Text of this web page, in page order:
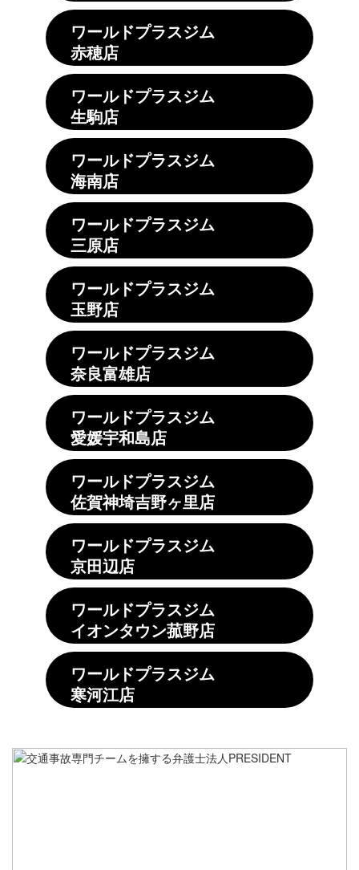
ワールドプラスジム
赤穂店
ワールドプラスジム
生駒店
ワールドプラスジム
海南店
ワールドプラスジム
三原店
ワールドプラスジム
玉野店
ワールドプラスジム
奈良富雄店
ワールドプラスジム
愛媛宇和島店
ワールドプラスジム
佐賀神埼吉野ヶ里店
ワールドプラスジム
京田辺店
ワールドプラスジム
イオンタウン菰野店
ワールドプラスジム
寒河江店